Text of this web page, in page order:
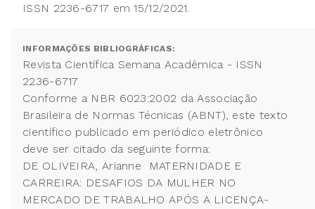
ISSN 2236-6717 em 15/12/2021.
INFORMAÇÕES BIBLIOGRÁFICAS:
Revista Científica Semana Acadêmica - ISSN
2236-6717
Conforme a NBR 6023:2002 da Associação
Brasileira de Normas Técnicas (ABNT), este texto
científico publicado em periódico eletrônico
deve ser citado da seguinte forma:
DE OLIVEIRA, Arianne MATERNIDADE E
CARREIRA: DESAFIOS DA MULHER NO
MERCADO DE TRABALHO APÓS A LICENÇA-